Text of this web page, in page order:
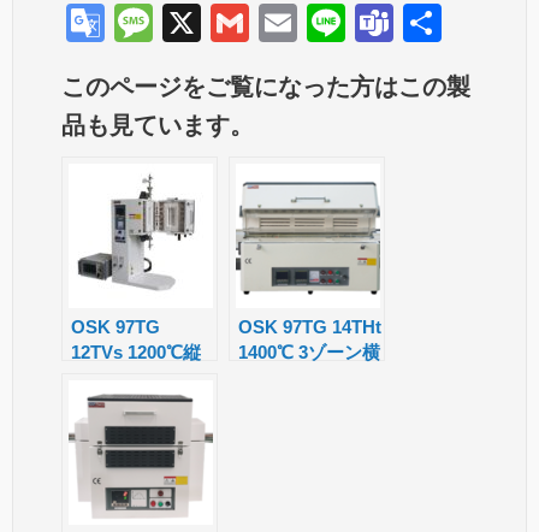
G
o
gl
Tr
a
n
sl
at
e
M
ss
a
g
e
X
G
ail
E
ail
Li
e
T
a
このページをご覧になった方はこの製
品も見ています。
OSK 97TG
12TVs 1200℃縦
OSK 97TG 14THt
1400℃ 3ゾーン横